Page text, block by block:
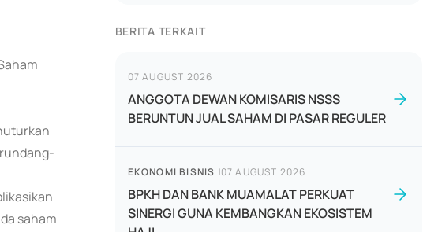
saham
BERITA TERKAIT
07 AUGUST 2026
ANGGOTA DEWAN KOMISARIS NSSS
BERUNTUN JUAL SAHAM DI PASAR REGULER
EKONOMI BISNIS |07 AUGUST 2026
BPKH DAN BANK MUAMALAT PERKUAT
SINERGI GUNA KEMBANGKAN EKOSISTEM